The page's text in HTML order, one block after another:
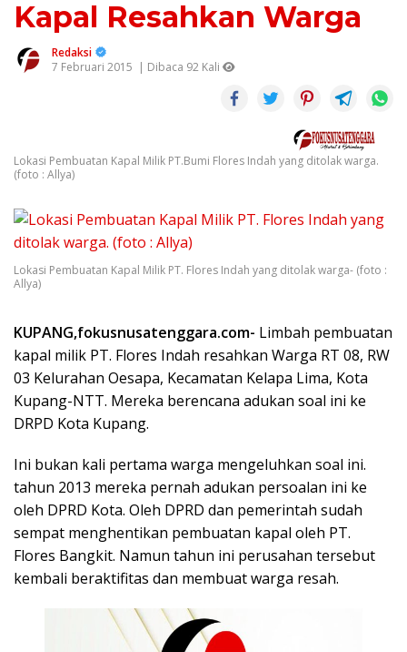
Kapal Resahkan Warga
Redaksi
7 Februari 2015 | Dibaca 92 Kali
Lokasi Pembuatan Kapal Milik PT.Bumi Flores Indah yang ditolak warga.
(foto : Allya)
Lokasi Pembuatan Kapal Milik PT. Flores Indah yang ditolak warga- (foto :
Allya)
KUPANG,fokusnusatenggara.com- Limbah pembuatan
kapal milik PT. Flores Indah resahkan Warga RT 08, RW
03 Kelurahan Oesapa, Kecamatan Kelapa Lima, Kota
Kupang-NTT. Mereka berencana adukan soal ini ke
DRPD Kota Kupang.
Ini bukan kali pertama warga mengeluhkan soal ini.
tahun 2013 mereka pernah adukan persoalan ini ke
oleh DPRD Kota. Oleh DPRD dan pemerintah sudah
sempat menghentikan pembuatan kapal oleh PT.
Flores Bangkit. Namun tahun ini perusahan tersebut
kembali beraktifitas dan membuat warga resah.